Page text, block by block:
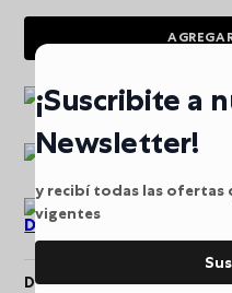
Devoluciones
Descripción
¡Suscribite a
Newsletter!
y recibí todas las ofertas
vigentes